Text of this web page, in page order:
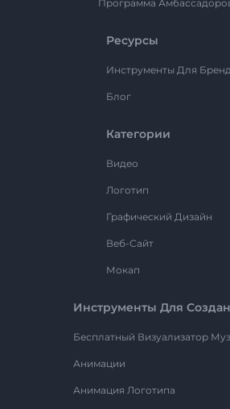
Программа
Ресурсы
Инструменты Для
Блог
Категории
Видео
Логотип
Графический Дизайн
Веб-Сайт
Мокап
Инструменты Для
Бесплатный Визуализатор
Анимации
Анимация Логотипа